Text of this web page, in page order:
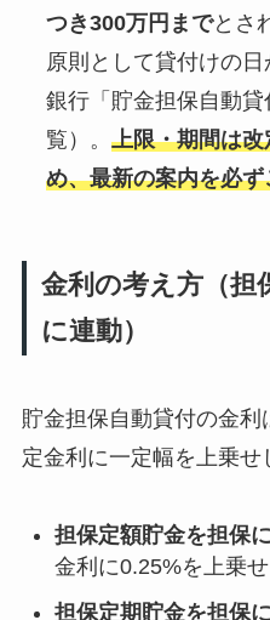
つき300万円までとさ
原則として貸付けの
銀行「貯金担保自動
覧）。 上限・期間は
め、最新の案内を必
金利の考え方（担
に連動）
貯金担保自動貸付の金
定金利に一定幅を上乗せ
担保定額貯金を担保
金利に0.25%を上乗せ
担保定期貯金を担保